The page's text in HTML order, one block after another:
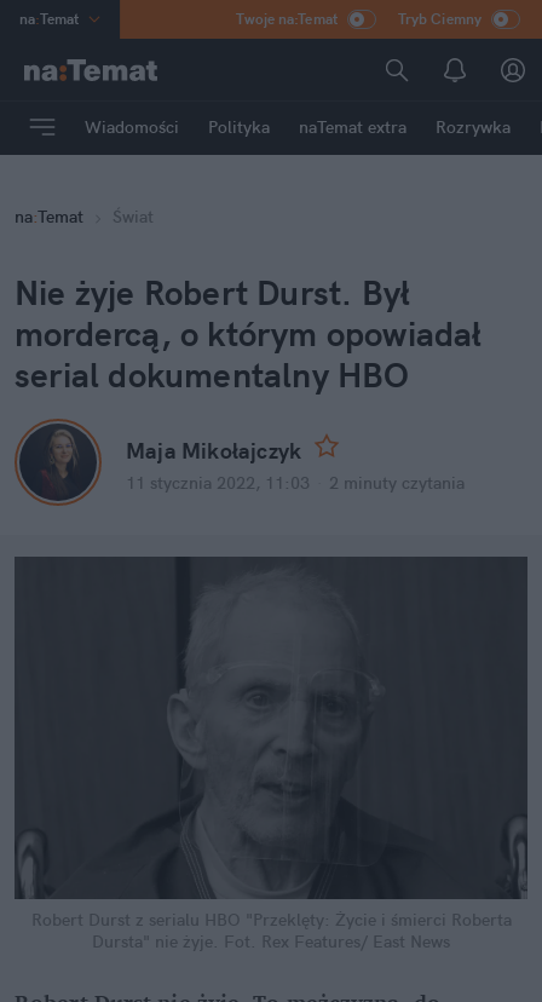
na:Temat
Poland
mama
Rozrywka
Twoje na:Temat Tryb Ciemny
Wiadomości Polityka naTemat extra Rozrywka
na:Temat Świat
Nie żyje Robert Durst. Był
mordercą, o którym opowiadał
serial dokumentalny HBO
Maja Mikołajczyk
11 stycznia 2022, 11:03 2 minuty czytania
Robert Durst z serialu HBO "Przeklęty: Życie i śmierci Roberta
Dursta" nie żyje.
Fot. Rex Features/ East News